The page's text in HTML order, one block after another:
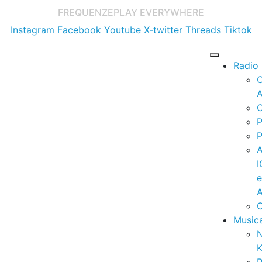
FREQUENZEPLAY EVERYWHERE
Instagram Facebook Youtube X-twitter Threads Tiktok
Radio
e